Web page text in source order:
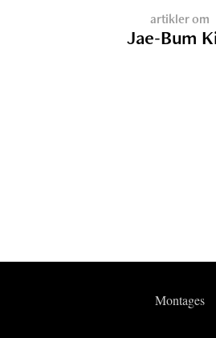
artikler om
Jae-Bum
Montages